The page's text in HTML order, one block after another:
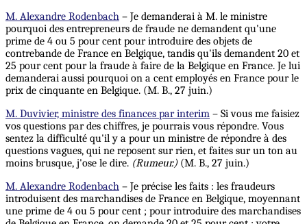
M. Alexandre Rodenbach – Je demanderai à M. le ministre
pourquoi des entrepreneurs de fraude ne demandent qu'une
prime de 4 ou 5 pour cent pour introduire des objets de
contrebande de France en Belgique, tandis qu'ils demandent 20 et
25 pour cent pour la fraude à faire de la Belgique en France. Je lui
demanderai aussi pourquoi on a cent employés en France pour le
prix de cinquante en Belgique. (M. B., 27 juin.)
M. Duvivier, ministre des finances par interim – Si vous me faisiez
vos questions par des chiffres, je pourrais vous répondre. Vous
sentez la difficulté qu'il y a pour un ministre de répondre à des
questions vagues, qui ne reposent sur rien, et faites sur un ton au
moins brusque, j'ose le dire. (Rumeur.)(M. B., 27 juin.)
M. Alexandre Rodenbach – Je précise les faits : les fraudeurs
introduisent des marchandises de France en Belgique, moyennant
une prime de 4 ou 5 pour cent ; pour introduire des marchandises